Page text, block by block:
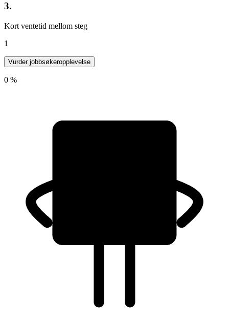
3.
Kort ventetid mellom steg
1
Vurder jobbsøkeropplevelse
0 %